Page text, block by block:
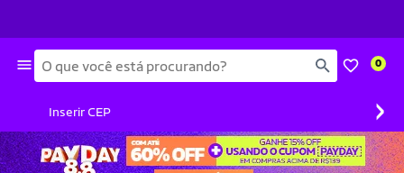
Busca 0
Inserir CEP ›